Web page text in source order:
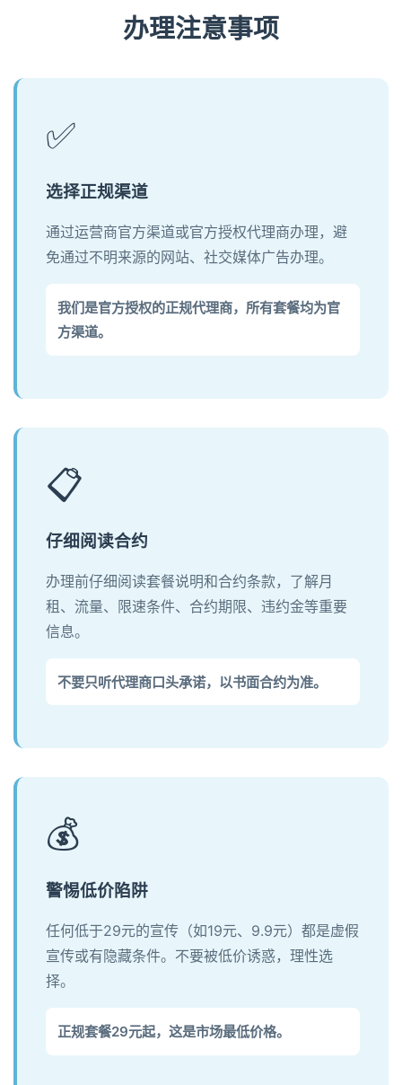
办理注意事项
✅
选择正规渠道
通过运营商官方渠道或官方授权代理商办理，避
免通过不明来源的网站、社交媒体广告办理。
我们是官方授权的正规代理商，所有套餐均为官
方渠道。
📋
仔细阅读合约
办理前仔细阅读套餐说明和合约条款，了解月
租、流量、限速条件、合约期限、违约金等重要
信息。
不要只听代理商口头承诺，以书面合约为准。
💰
警惕低价陷阱
任何低于29元的宣传（如19元、9.9元）都是虚假
宣传或有隐藏条件。不要被低价诱惑，理性选
择。
正规套餐29元起，这是市场最低价格。